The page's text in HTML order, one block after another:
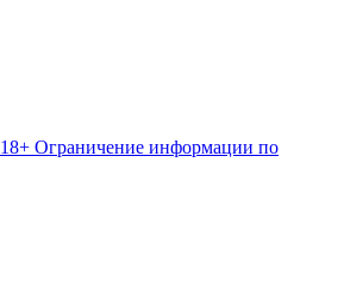
18+ Ограничение информации по